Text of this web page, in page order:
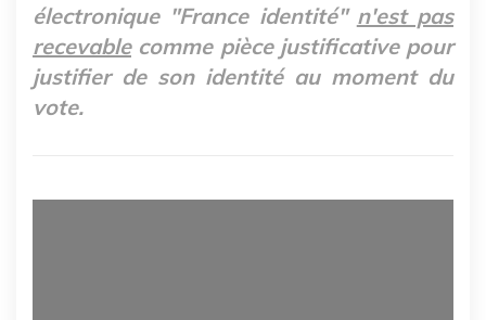
électronique "France identité" n'est pas
recevablecomme pièce justificative pour
justifier de son identité au moment du
vote.